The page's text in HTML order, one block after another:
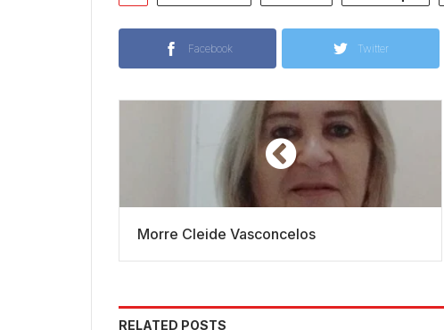
Facebook Twitter
Morre Cleide Vasconcelos
RELATED POSTS